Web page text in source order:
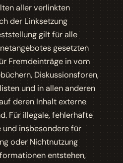
aller verlinkten
der Linksetzung
gilt für alle
gesetzten
Fremdeinträge in vom
Diskussionsforen,
und in allen anderen
deren Inhalt externe
Für illegale, fehlerhafte
insbesondere für
oder Nichtnutzung
entstehen,